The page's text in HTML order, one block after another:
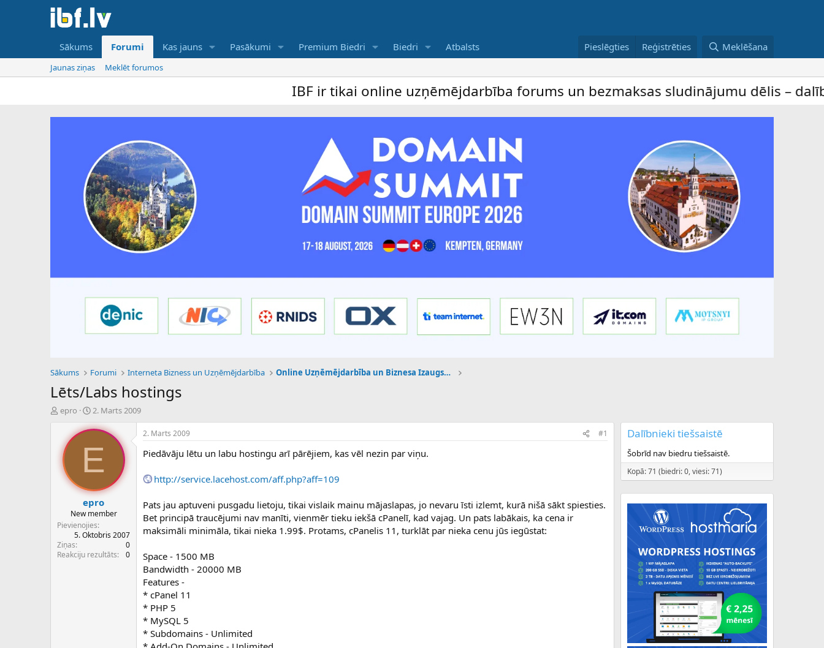
Sākums Forumi Kas jauns Pasākumi Premium Biedri Biedri Atbalsts Pieslēgties Reģistrēties Meklēšana
Jaunas ziņas Meklēt forumos
IBF ir tikai online uzņēmējdarbība forums un bezmaksas sludinājumu dēlis – dalība ir bez
Sākums Forumi Interneta Bizness un Uzņēmējdarbība Online Uzņēmējdarbība un Biznesa Izaugsme
Lēts/Labs hostings
P
e
d
e
z
s
ā
c
epro
S
k
m
a
d
a
t
u
m
s
2. Marts 2009
E
epro
New member
Pievienojies
5. Oktobris 2007
Ziņas
0
Reakciju rezultāts
0
2. Marts 2009 #1
Piedāvāju lētu un labu hostingu arī pārējiem, kas vēl nezin par viņu.
http://service.lacehost.com/aff.php?aff=109
Pats jau aptuveni pusgadu lietoju, tikai vislaik mainu mājaslapas, jo nevaru īsti izlemt, kurā nišā sākt spiesties.
Bet principā traucējumi nav manīti, vienmēr tieku iekšā cPanelī, kad vajag. Un pats labākais, ka cena ir
maksimāli minimāla, tikai nieka 1.99$. Protams, cPanelis 11, turklāt par nieka cenu jūs iegūstat:
Space - 1500 MB
Bandwidth - 20000 MB
Features -
* cPanel 11
* PHP 5
* MySQL 5
* Subdomains - Unlimited
Dalībnieki tiešsaistē
Šobrīd nav biedru tiešsaistē.
Kopā: 71 (biedri: 0, viesi: 71)